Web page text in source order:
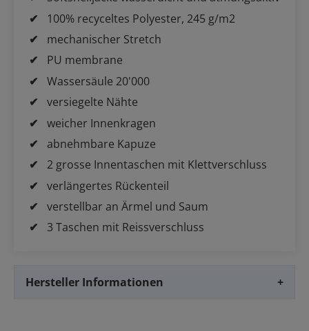
100% recyceltes Polyester, 245 g/m2
mechanischer Stretch
PU membrane
Wassersäule 20'000
versiegelte Nähte
weicher Innenkragen
abnehmbare Kapuze
2 grosse Innentaschen mit Klettverschluss
verlängertes Rückenteil
verstellbar an Ärmel und Saum
3 Taschen mit Reissverschluss
Hersteller Informationen +